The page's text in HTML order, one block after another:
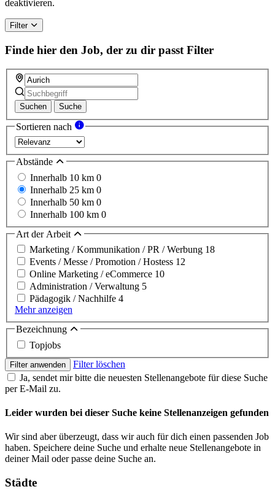
deaktivieren.
Filter
Finde hier den Job, der zu dir passt Filter
Suchen Suche
Sortieren nach
Abstände
Innerhalb 10 km 0
Innerhalb 25 km 0
Innerhalb 50 km 0
Innerhalb 100 km 0
Art der Arbeit
Marketing / Kommunikation / PR / Werbung 18
Events / Messe / Promotion / Hostess 12
Online Marketing / eCommerce 10
Administration / Verwaltung 5
Pädagogik / Nachhilfe 4
Mehr anzeigen
Bezeichnung
Topjobs
Filter anwenden
Filter löschen
Ja, sendet mir bitte die neuesten Stellenangebote für diese Suche
per E-Mail zu.
Leider wurden bei dieser Suche keine Stellenanzeigen gefunden
Wir sind aber überzeugt, dass wir auch für dich einen passenden Job
haben. Speichere deine Suche und erhalte neue Stellenangebote in
deiner Mail oder passe deine Suche an.
Städte